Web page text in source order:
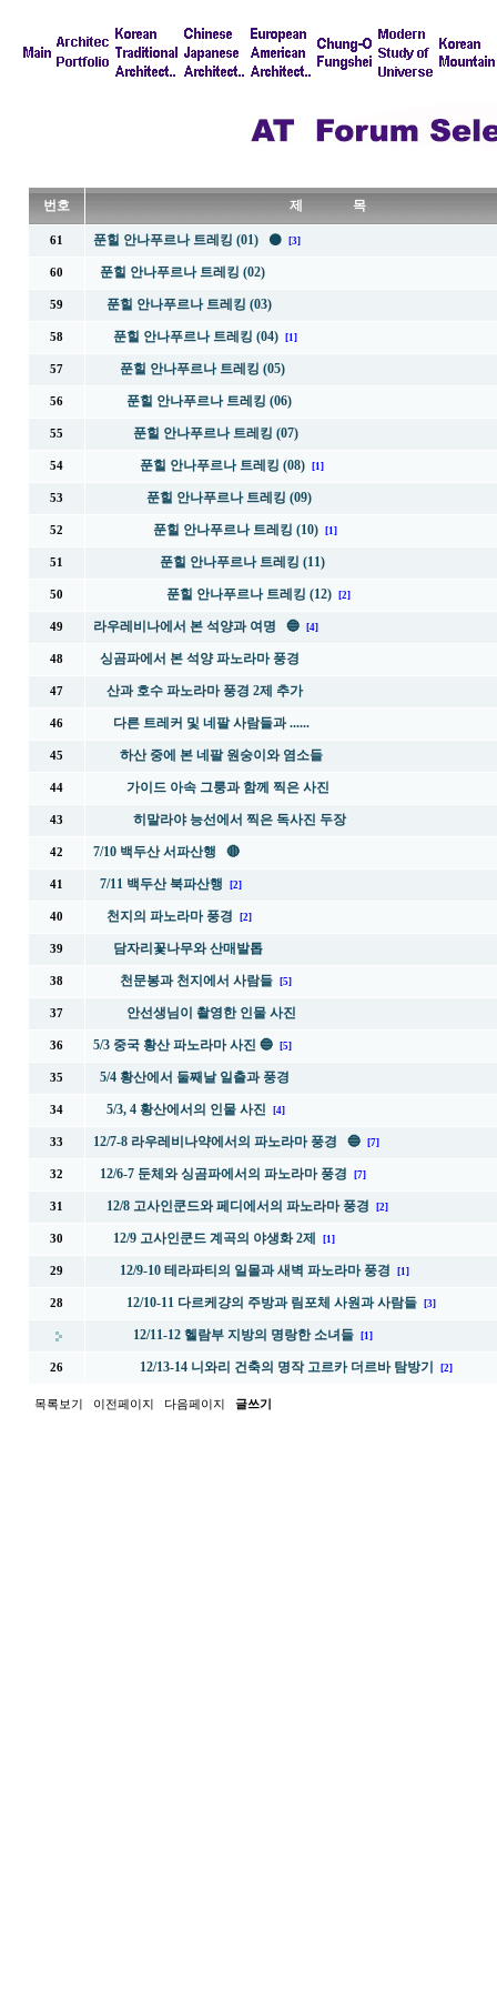
번호 제 목
61 푼힐 안나푸르나 트레킹 (01) ⚫ [3]
60 푼힐 안나푸르나 트레킹 (02)
59 푼힐 안나푸르나 트레킹 (03)
58 푼힐 안나푸르나 트레킹 (04) [1]
57 푼힐 안나푸르나 트레킹 (05)
56 푼힐 안나푸르나 트레킹 (06)
55 푼힐 안나푸르나 트레킹 (07)
54 푼힐 안나푸르나 트레킹 (08) [1]
53 푼힐 안나푸르나 트레킹 (09)
52 푼힐 안나푸르나 트레킹 (10) [1]
51 푼힐 안나푸르나 트레킹 (11)
50 푼힐 안나푸르나 트레킹 (12) [2]
49 라우레비나에서 본 석양과 여명 🔵 [4]
48 싱곰파에서 본 석양 파노라마 풍경
47 산과 호수 파노라마 풍경 2제 추가
46 다른 트레커 및 네팔 사람들과 ......
45 하산 중에 본 네팔 원숭이와 염소들
44 가이드 아속 그룽과 함께 찍은 사진
43 히말라야 능선에서 찍은 독사진 두장
42 7/10 백두산 서파산행 🔴
41 7/11 백두산 북파산행 [2]
40 천지의 파노라마 풍경 [2]
39 담자리꽃나무와 산매발톱
38 천문봉과 천지에서 사람들 [5]
37 안선생님이 촬영한 인물 사진
36 5/3 중국 황산 파노라마 사진 🔵 [5]
35 5/4 황산에서 둘째날 일출과 풍경
34 5/3, 4 황산에서의 인물 사진 [4]
33 12/7-8 라우레비나약에서의 파노라마 풍경 🔵 [7]
32 12/6-7 둔체와 싱곰파에서의 파노라마 풍경 [7]
31 12/8 고사인쿤드와 페디에서의 파노라마 풍경 [2]
30 12/9 고사인쿤드 계곡의 야생화 2제 [1]
29 12/9-10 테라파티의 일몰과 새벽 파노라마 풍경 [1]
28 12/10-11 다르케걍의 주방과 림포체 사원과 사람들 [3]
12/11-12 헬람부 지방의 명랑한 소녀들 [1]
26 12/13-14 니와리 건축의 명작 고르카 더르바 탐방기 [2]
목록보기 이전페이지 다음페이지 글쓰기